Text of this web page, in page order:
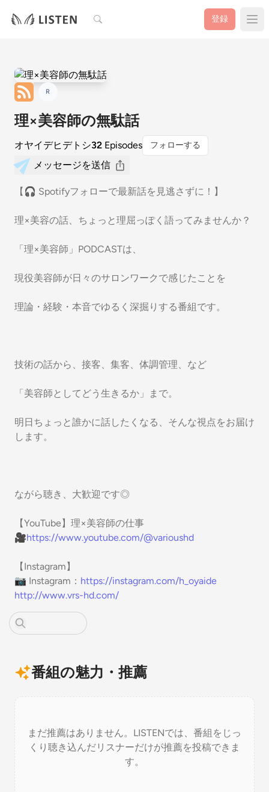
検索 登録
R
理×美容師の無駄話
オヤイデヒデトシ32 Episodes フォローする
メッセージを送信
【🎧 Spotifyフォローで最新話を見逃さずに！】
理×美容の話、ちょっと理屈っぽく語ってみませんか？
「理×美容師」PODCASTは、
現役美容師が日々のサロンワークで感じたことを
理論・経験・本音でゆるく深掘りする番組です。
技術の話から、接客、集客、体調管理、など
「美容師としてどう生きるか」まで。
明日ちょっと誰かに話したくなる、そんな視点をお届け
します。
ながら聴き、大歓迎です◎
【YouTube】理×美容師の仕事
🎥https://www.youtube.com/@varioushd
【Instagram】
📷 Instagram： https://instagram.com/h_oyaide
http://www.vrs-hd.com/
番組の魅力・推薦
まだ推薦はありません。LISTENでは、番組をじっ
くり聴き込んだリスナーだけが推薦を投稿できま
す。